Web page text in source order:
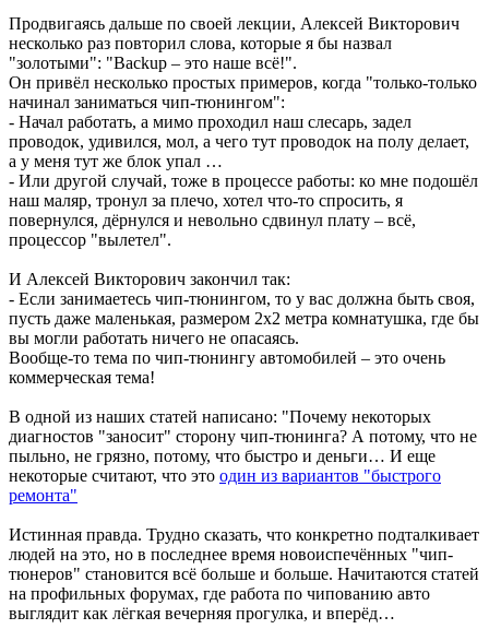
Продвигаясь дальше по своей лекции, Алексей Викторович
несколько раз повторил слова, которые я бы назвал
"золотыми": "Backup – это наше всё!".
Он привёл несколько простых примеров, когда "только-только
начинал заниматься чип-тюнингом":
- Начал работать, а мимо проходил наш слесарь, задел
проводок, удивился, мол, а чего тут проводок на полу делает,
а у меня тут же блок упал …
- Или другой случай, тоже в процессе работы: ко мне подошёл
наш маляр, тронул за плечо, хотел что-то спросить, я
повернулся, дёрнулся и невольно сдвинул плату – всё,
процессор "вылетел".
И Алексей Викторович закончил так:
- Если занимаетесь чип-тюнингом, то у вас должна быть своя,
пусть даже маленькая, размером 2х2 метра комнатушка, где бы
вы могли работать ничего не опасаясь.
Вообще-то тема по чип-тюнингу автомобилей – это очень
коммерческая тема!
В одной из наших статей написано: "Почему некоторых
диагностов "заносит" сторону чип-тюнинга? А потому, что не
пыльно, не грязно, потому, что быстро и деньги… И еще
некоторые считают, что это один из вариантов "быстрого
ремонта"
Истинная правда. Трудно сказать, что конкретно подталкивает
людей на это, но в последнее время новоиспечённых "чип-
тюнеров" становится всё больше и больше. Начитаются статей
на профильных форумах, где работа по чипованию авто
выглядит как лёгкая вечерняя прогулка, и вперёд…